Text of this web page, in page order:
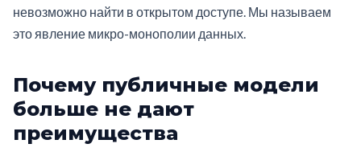
невозможно найти в открытом доступе. Мы называем
это явление микро-монополии данных.
Почему публичные модели
больше не дают
преимущества